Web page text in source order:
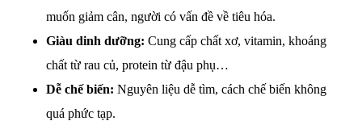
muốn giảm cân, người có vấn đề về tiêu hóa.
Giàu dinh dưỡng: Cung cấp chất xơ, vitamin, khoáng
chất từ rau củ, protein từ đậu phụ…
Dễ chế biến: Nguyên liệu dễ tìm, cách chế biến không
quá phức tạp.